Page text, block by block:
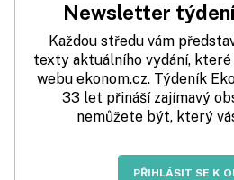
Newsletter
Každou středu vám
texty aktuálního vydání,
webu ekonom.cz. Týdeník
33 let přináší zajímavý
nemůžete být, který
PŘIHLÁSIT SE K